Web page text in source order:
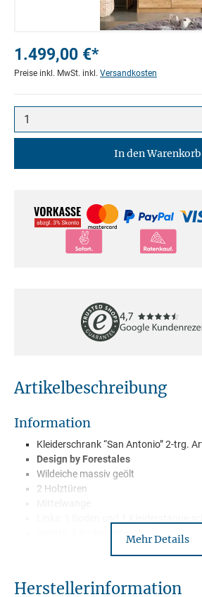
1.499,00 €*
Preise inkl. MwSt. inkl. Versandkosten
In den Warenkorb
Artikelbeschreibung
Information
Kleiderschrank “San Antonio” 2-trg.
Design by Forestales
Wildeiche massiv geölt
2 Holztüren
Lieferung mit Spedition –Frei
Mehr Details
Herstellerinformation